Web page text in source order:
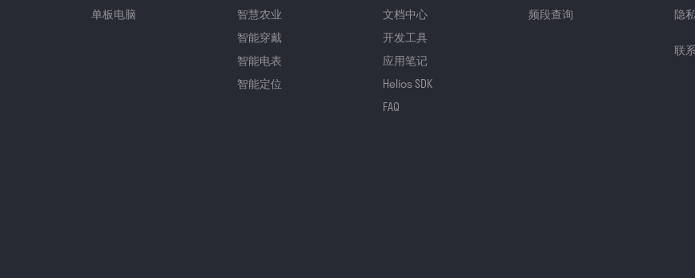
单板电脑
智慧农业
智能穿戴
智能电表
智能定位
文档中心
开发工具
应用笔记
Helios SDK
FAQ
频段查询
隐
联